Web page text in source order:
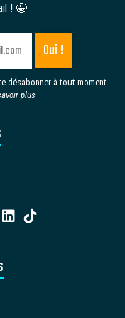
! 🤩
désabonner à tout moment
plus